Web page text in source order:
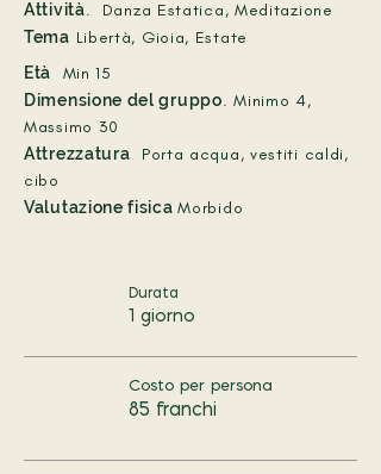
Attività. Danza Estatica, Meditazione
Tema Libertà, Gioia, Estate
Età Min 15
Dimensione del gruppo. Minimo 4,
Massimo 30
Attrezzatura Porta acqua, vestiti caldi,
cibo
Valutazione fisicaMorbido
Durata
1 giorno
Costo per persona
85 franchi